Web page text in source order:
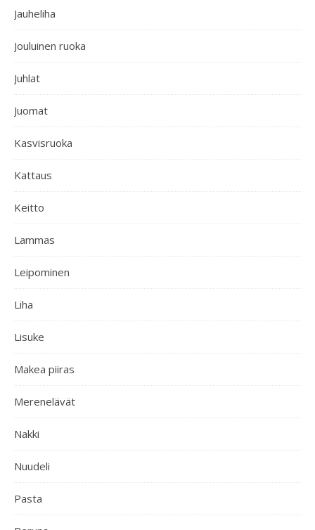
Jauheliha
Jouluinen ruoka
Juhlat
Juomat
Kasvisruoka
Kattaus
Keitto
Lammas
Leipominen
Liha
Lisuke
Makea piiras
Merenelävät
Nakki
Nuudeli
Pasta